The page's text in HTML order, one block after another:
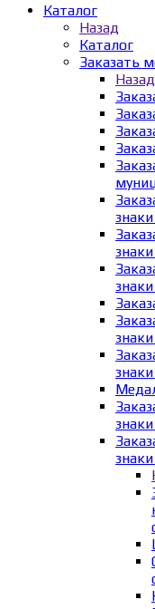
Каталог
Назад
Каталог
Заказать
Назад